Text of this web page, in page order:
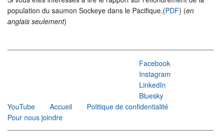
population du saumon Sockeye dans le Pacifique.(PDF) (en
anglais seulement)
Facebook
Instagram
LinkedIn
Bluesky
YouTube
Accueil
Politique de confidentialité
Pour nous joindre